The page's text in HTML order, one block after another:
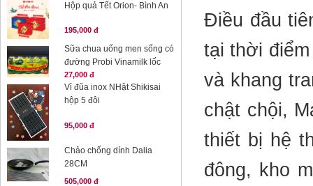
Hộp quả Tết Orion- Bình An
195,000 đ
Sữa chua uống men sống có
đường Probi Vinamilk lốc
27,000 đ
Vỉ đũa inox NHật Shikisai
hộp 5 đôi
95,000 đ
Chảo chống dính Dalia
28CM
505,000 đ
Điều đầu
tại thời
và khang
chật chội,
thiết bị hệ
đông, kho